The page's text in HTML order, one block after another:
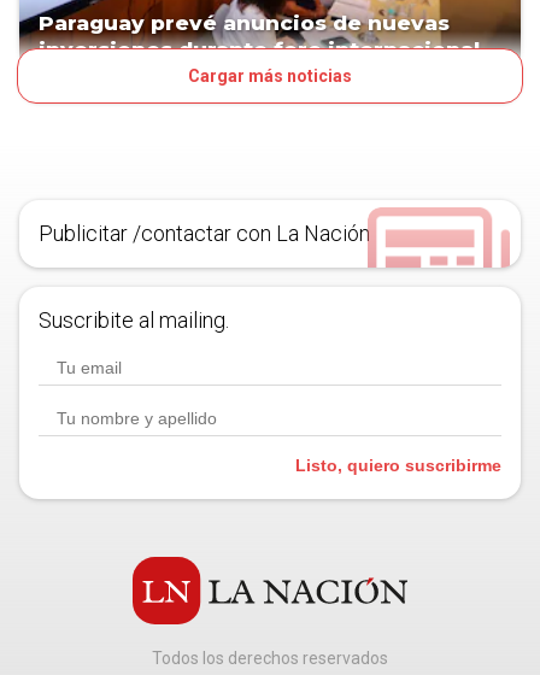
Paraguay prevé anuncios de nuevas
inversiones durante foro internacional
Cargar más noticias
Publicitar /contactar con La Nación
Suscribite al mailing.
Listo, quiero suscribirme
Todos los derechos reservados